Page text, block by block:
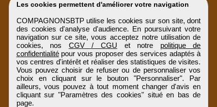
Les cookies permettent d'améliorer votre navigation
COMPAGNONSBTP utilise les cookies sur son site, dont
des cookies d'analyse d'audience. En poursuivant votre
navigation sur ce site, vous acceptez notre utilisation de
cookies, nos CGV / CGU et notre politique de
confidentialitépour vous proposer des services adaptés à
vos centres d'intérêt et réaliser des statistiques de visites.
Vous pouvez choisir de refuser ou de personnaliser vos
choix en cliquant sur le bouton "Personnaliser". Par
ailleurs, vous pouvez à tout moment changer d'avis en
cliquant sur "Paramètres des cookies" situé en bas de
page.